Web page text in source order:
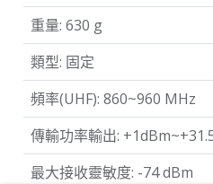
重量: 630 g
類型: 固定
頻率(UHF): 860~960 MHz
傳輸功率輸出:
最大接收靈敏度: -74 dBm